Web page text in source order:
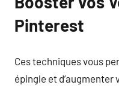
Pinterest
Ces techniques vous
épingle et d’augmenter